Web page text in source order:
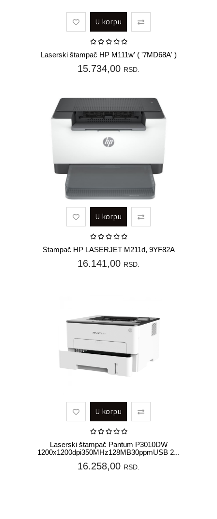
U korpu
Laserski štampač HP M111w' ( '7MD68A' )
15.734,00 RSD.
U korpu
Štampač HP LASERJET M211d, 9YF82A
16.141,00 RSD.
U korpu
Laserski štampač Pantum P3010DW
1200x1200dpi350MHz128MB30ppmUSB 2...
16.258,00 RSD.